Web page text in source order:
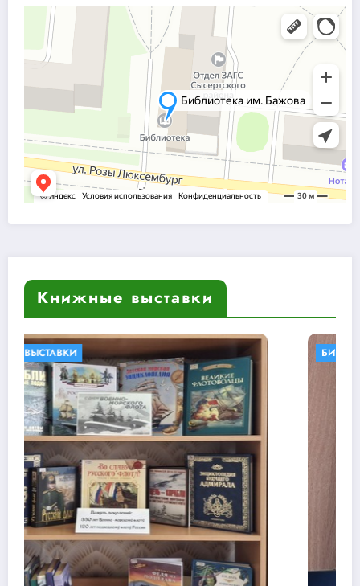
Книжные выставки
БИБЛИОТЕКИ В КНИГАХ КНИЖНЫЕ ВЫСТАВКИ